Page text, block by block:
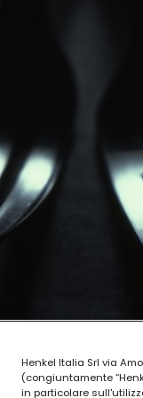
Henkel Italia Srl via
(congiuntamente
in particolare